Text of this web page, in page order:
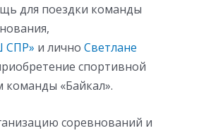
для поездки команды
СПР» и лично Светлане
спортивной
«Байкал».
соревнований и